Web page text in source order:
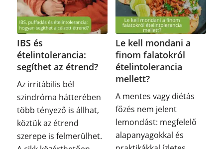
IBS és
ételintolerancia:
segíthet az étrend?
Az irritábilis bél
szindróma hátterében
több tényező is állhat,
köztük az étrend
szerepe is felmerülhet.
Le kell mondani a
finom falatokról
ételintolerancia
mellett?
A mentes vagy diétás
főzés nem jelent
lemondást: megfelelő
alapanyagokkal és